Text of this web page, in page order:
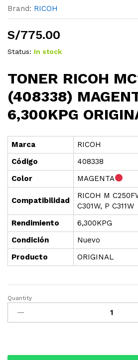
Brand: RICOH
S/775.00
Status: In stock
TONER RICOH
(408338)
6,300KPG
Marca
RICOH
Código
408338
Color
MAGENTA
Compatibilidad
RICOH M
C301W, P C311W
Rendimiento
6,300KPG
Condición
Nuevo
Producto
ORIGINAL
TONER
RICOH
MC250FW
Quantity